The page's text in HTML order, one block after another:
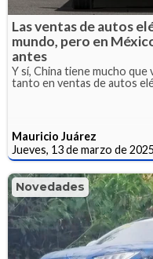
Las ventas de autos
mundo, pero en
antes
Y sí, China tiene mucho
tanto en ventas de autos
Mauricio Juárez
Jueves, 13 de marzo de 2025
Novedades